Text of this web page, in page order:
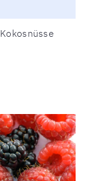
Kokosnüsse